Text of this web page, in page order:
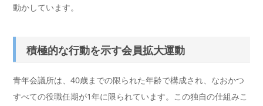
動かしています。
積極的な行動を示す会員拡大運動
青年会議所は、40歳までの限られた年齢で構成され、なおかつ
すべての役職任期が1年に限られています。この独自の仕組みこ